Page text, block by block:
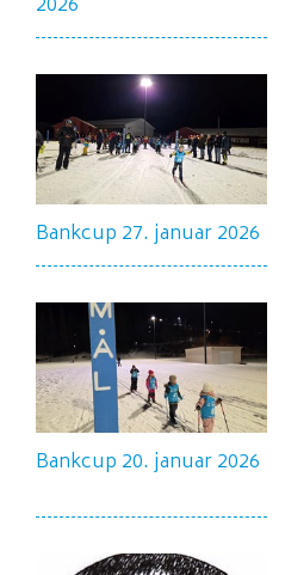
Bankcup 27. januar 2026
Bankcup 20. januar 2026